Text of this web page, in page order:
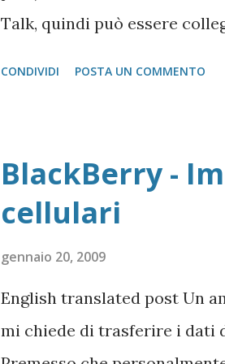
Talk, quindi può essere
la differenza sostanziale
modelli, ma si gestisce in
possibile (allo stato attuale)
CONDIVIDI POSTA UN COMMENTO
BlackBerry -
cellulari
gennaio 20, 2009
English translated post Un
mi chiede di trasferire i dati